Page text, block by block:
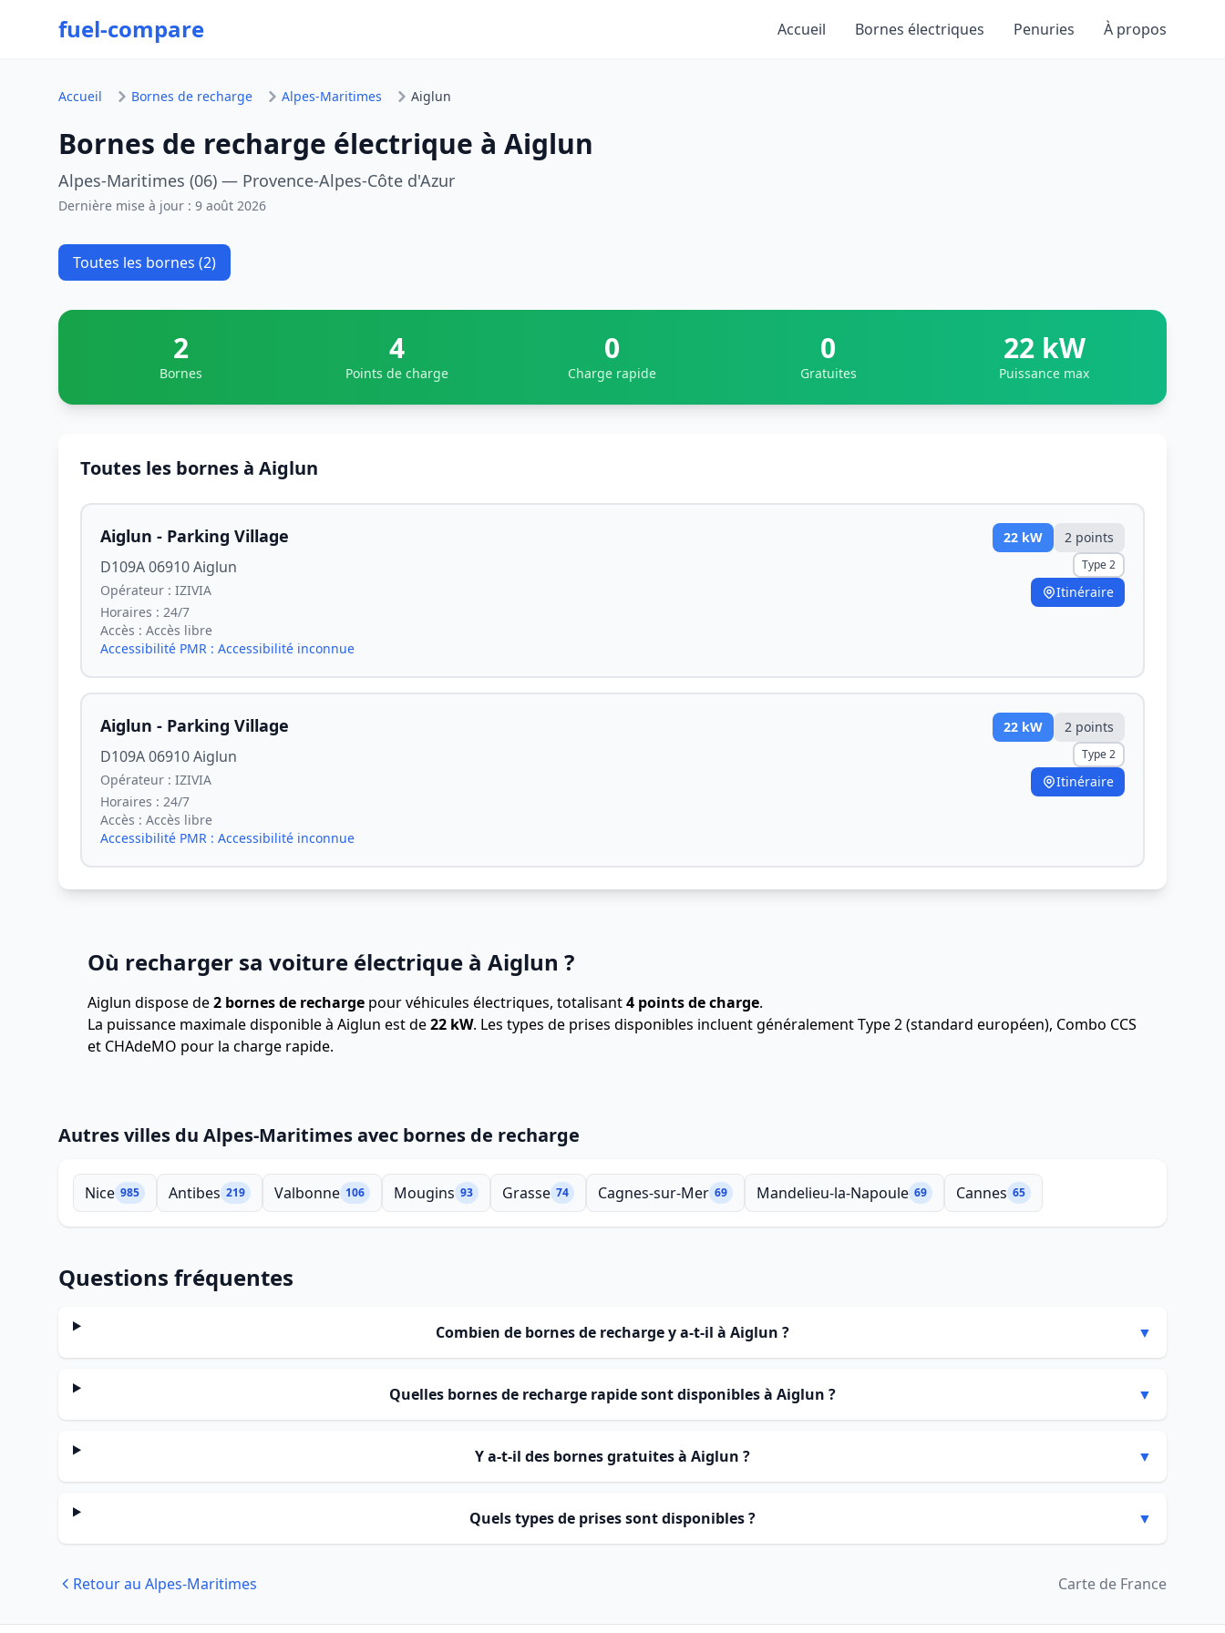
fuel-compare Accueil Bornes électriques Penuries À propos
Accueil Bornes de recharge Alpes-Maritimes Aiglun
Bornes de recharge électrique à Aiglun
Alpes-Maritimes (06) — Provence-Alpes-Côte d'Azur
Dernière mise à jour : 9 août 2026
Toutes les bornes (2)
2
Bornes
4
Points de charge
0
Charge rapide
0
Gratuites
22 kW
Puissance max
Toutes les bornes à Aiglun
Aiglun - Parking Village
D109A 06910 Aiglun
Opérateur : IZIVIA
Horaires : 24/7
Accès : Accès libre
Accessibilité PMR : Accessibilité inconnue
22 kW 2 points
Type 2
Itinéraire
Aiglun - Parking Village
D109A 06910 Aiglun
Opérateur : IZIVIA
Horaires : 24/7
Accès : Accès libre
Accessibilité PMR : Accessibilité inconnue
22 kW 2 points
Type 2
Itinéraire
Où recharger sa voiture électrique à Aiglun ?
Aiglun dispose de2 bornes de recharge pour véhicules électriques, totalisant4 points de charge.
La puissance maximale disponible à Aiglun est de22 kW. Les types de prises disponibles incluent généralement Type 2 (standard européen), Combo CCS
et CHAdeMO pour la charge rapide.
Autres villes du Alpes-Maritimes avec bornes de recharge
Nice 985 Antibes 219 Valbonne 106 Mougins 93 Grasse 74 Cagnes-sur-Mer 69 Mandelieu-la-Napoule 69 Cannes 65
Questions fréquentes
Combien de bornes de recharge y a-t-il à Aiglun ? ▼
Quelles bornes de recharge rapide sont disponibles à Aiglun ? ▼
Y a-t-il des bornes gratuites à Aiglun ? ▼
Quels types de prises sont disponibles ? ▼
Retour au Alpes-Maritimes Carte de France